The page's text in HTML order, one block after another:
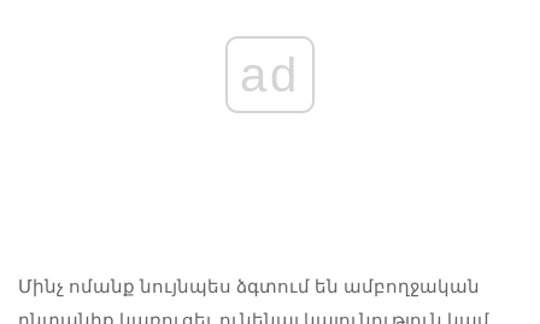
ad
Մինչ ոմանք նույնպես ձգտում են ամբողջական